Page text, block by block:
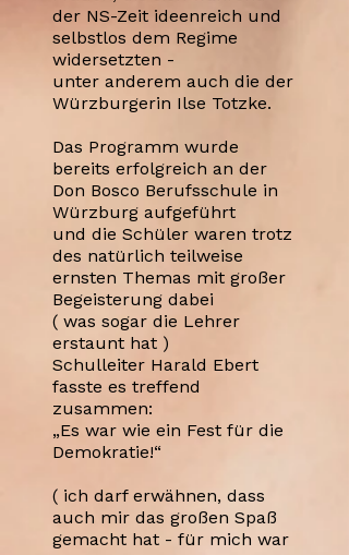
der NS-Zeit ideenreich und
selbstlos dem Regime
widersetzten -
unter anderem auch die der
Würzburgerin Ilse Totzke.
Das Programm wurde
bereits erfolgreich an der
Don Bosco Berufsschule in
Würzburg aufgeführt
und die Schüler waren trotz
des natürlich teilweise
ernsten Themas mit großer
Begeisterung dabei
( was sogar die Lehrer
erstaunt hat )
Schulleiter Harald Ebert
fasste es treffend
zusammen:
„Es war wie ein Fest für die
Demokratie!“
( ich darf erwähnen, dass
auch mir das großen Spaß
gemacht hat - für mich war